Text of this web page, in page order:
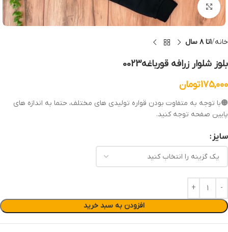
بزرگنمایی تصویر
خانه ۱تا ۸ سال
بلوز شلوار زرافه قورباغه0023
175,000تومان
🟠با توجه به متفاوت بودن قواره تولیدی های مختلف، حتما به اندازه های
پایین صفحه توجه کنید.
سایز
افزودن به سبد خرید